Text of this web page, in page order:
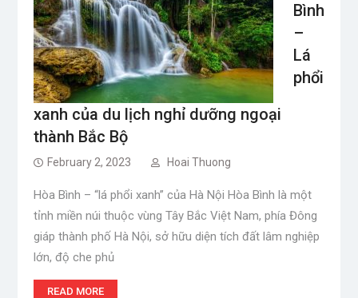
Bình
–
Lá
phổi
xanh của du lịch nghỉ dưỡng ngoại
thành Bắc Bộ
February 2, 2023 Hoai Thuong
Hòa Bình – “lá phổi xanh” của Hà Nội Hòa Bình là một
tỉnh miền núi thuộc vùng Tây Bắc Việt Nam, phía Đông
giáp thành phố Hà Nội, sở hữu diện tích đất lâm nghiệp
lớn, độ che phủ
READ MORE